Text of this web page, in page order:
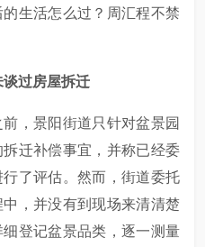
生活怎么过？周汇程不禁
过房屋拆迁
，景阳街道只针对盆景园
迁补偿事宜，并称已经委
了评估。然而，街道委托
，并没有到现场来清清楚
登记盆景品类，逐一测量